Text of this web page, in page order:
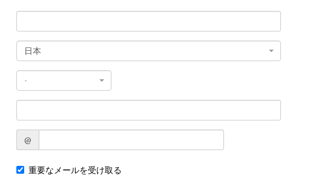
日本
-
@
重要なメールを受け取る